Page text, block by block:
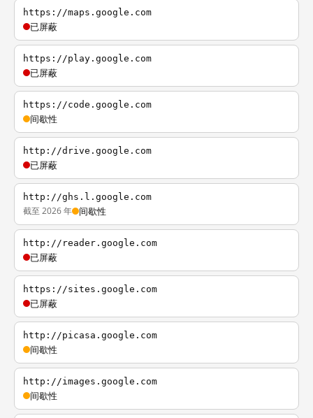
https://maps.google.com
已屏蔽
https://play.google.com
已屏蔽
https://code.google.com
间歇性
http://drive.google.com
已屏蔽
http://ghs.l.google.com
截至 2026 年 间歇性
http://reader.google.com
已屏蔽
https://sites.google.com
已屏蔽
http://picasa.google.com
间歇性
http://images.google.com
间歇性